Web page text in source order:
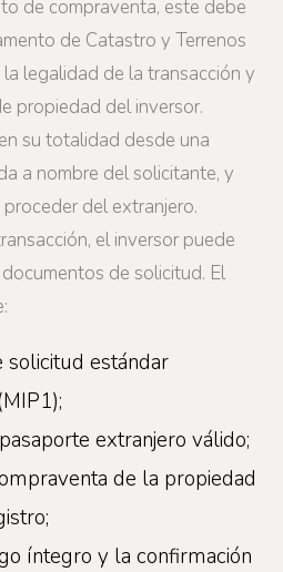
de compraventa, este debe
de Catastro y Terrenos
legalidad de la transacción y
propiedad del inversor.
su totalidad desde una
a nombre del solicitante, y
del extranjero.
el inversor puede
de solicitud. El
estándar
extranjero válido;
de la propiedad
íntegro y la confirmación